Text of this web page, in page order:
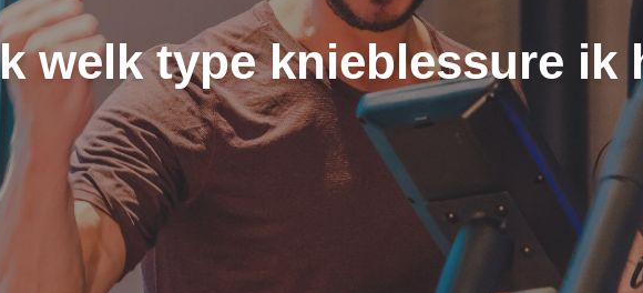
welk type knieblessure ik